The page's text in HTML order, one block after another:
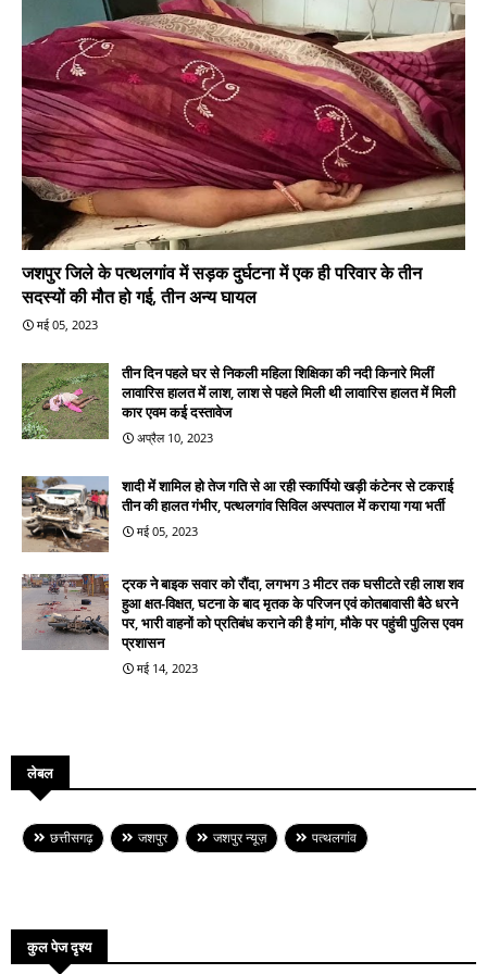
जशपुर जिले के पत्थलगांव में सड़क दुर्घटना में एक ही परिवार के तीन
सदस्यों की मौत हो गई, तीन अन्य घायल
मई 05, 2023
तीन दिन पहले घर से निकली महिला शिक्षिका की नदी किनारे मिलीं
लावारिस हालत में लाश, लाश से पहले मिली थी लावारिस हालत में मिली
कार एवम कई दस्तावेज
अप्रैल 10, 2023
शादी में शामिल हो तेज गति से आ रही स्कार्पियो खड़ी कंटेनर से टकराई
तीन की हालत गंभीर, पत्थलगांव सिविल अस्पताल में कराया गया भर्ती
मई 05, 2023
ट्रक ने बाइक सवार को रौंदा, लगभग 3 मीटर तक घसीटते रही लाश शव
हुआ क्षत-विक्षत, घटना के बाद मृतक के परिजन एवं कोतबावासी बैठे धरने
पर, भारी वाहनों को प्रतिबंध कराने की है मांग, मौके पर पहुंची पुलिस एवम
प्रशासन
मई 14, 2023
लेबल
छत्तीसगढ़ जशपुर जशपुर न्यूज़ पत्थलगांव
कुल पेज दृश्य